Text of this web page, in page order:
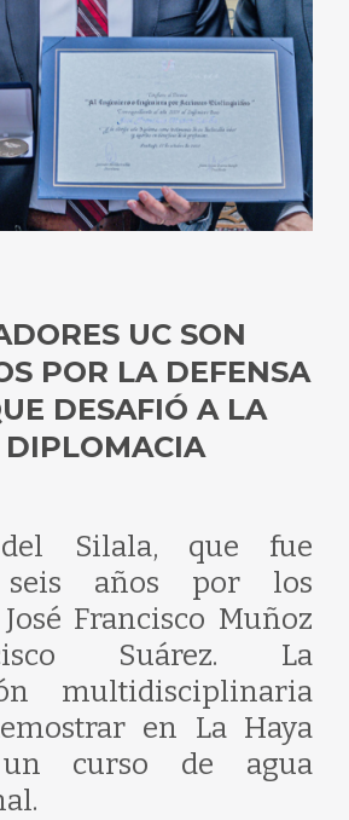
UC SON
POR LA DEFENSA
DESAFIÓ A LA
DIPLOMACIA
Silala, que fue
seis años por los
Francisco Muñoz
Suárez. La
multidisciplinaria
en La Haya
curso de agua